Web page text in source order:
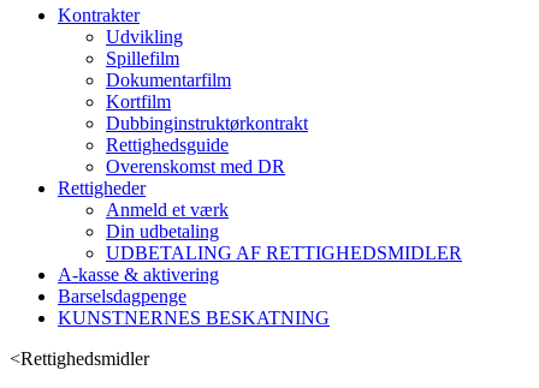
Kontrakter
Udvikling
Spillefilm
Dokumentarfilm
Kortfilm
Dubbinginstruktørkontrakt
Rettighedsguide
Overenskomst med DR
Rettigheder
Anmeld et værk
Din udbetaling
UDBETALING AF RETTIGHEDSMIDLER
A-kasse & aktivering
Barselsdagpenge
KUNSTNERNES BESKATNING
<Rettighedsmidler